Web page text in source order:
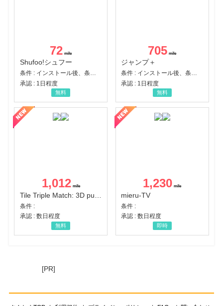
72
Shufoo!シュフー
条件 : インストール後、条件達成
承認 : 1日程度
無料
705
ジャンプ＋
条件 : インストール後、条件達成
承認 : 1日程度
無料
1,012
条件 :
承認 : 数日程度
無料
1,230
mieru-TV
条件 :
承認 : 数日程度
即時
[PR]